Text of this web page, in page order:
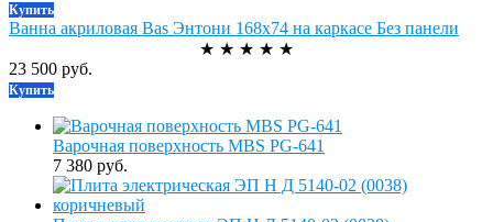
Купить
Ванна акриловая Bas Энтони 168х74 на каркасе Без панели
★ ★ ★ ★ ★
23 500 руб.
Купить
Варочная поверхность MBS PG-641
7 380 руб.